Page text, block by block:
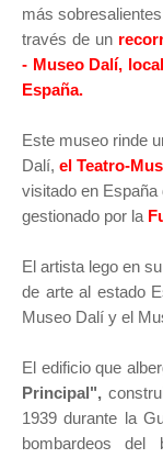
más
través de un
- Museo Dalí,
España.
Este museo rinde
Dalí, el Teatro-
visitado en
gestionado por la
El artista lego en
de arte al estado
Museo Dalí y el
El edificio que
Principal",
1939 durante la
bombardeos del